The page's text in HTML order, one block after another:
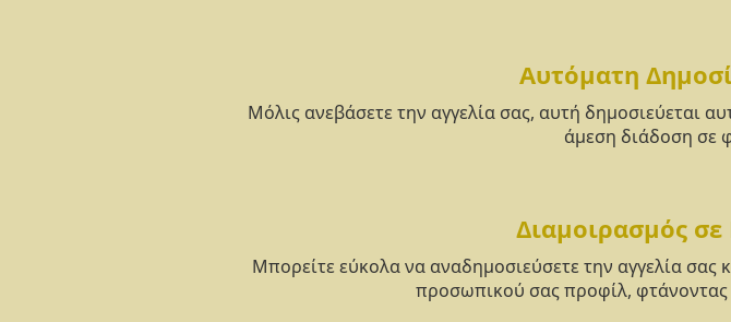
Αυτόματη
Μόλις ανεβάσετε την αγγελία σας, αυτή δημοσιεύεται
άμεση διάδοση σε
Διαμοιρασμός
Μπορείτε εύκολα να αναδημοσιεύσετε την αγγελία
προσωπικού σας προφίλ,